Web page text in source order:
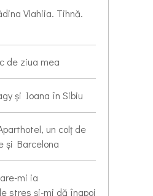
Vlahiia. Tihnă.
de ziua mea
și Ioana în Sibiu
un colț de
și Barcelona
mi ia
stres și-mi dă înapoi